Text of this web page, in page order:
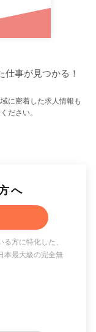
事が見つかる！
に密着した求人情報も
ださい。
へ
方に特化した、
本最大級の完全無